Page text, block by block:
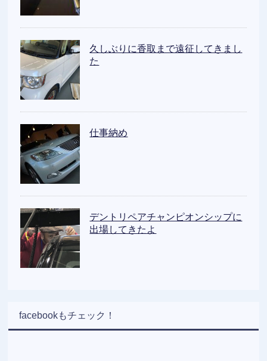
久しぶりに香取まで遠征してきまし
た
仕事納め
デントリペアチャンピオンシップに
出場してきたよ
facebookもチェック！